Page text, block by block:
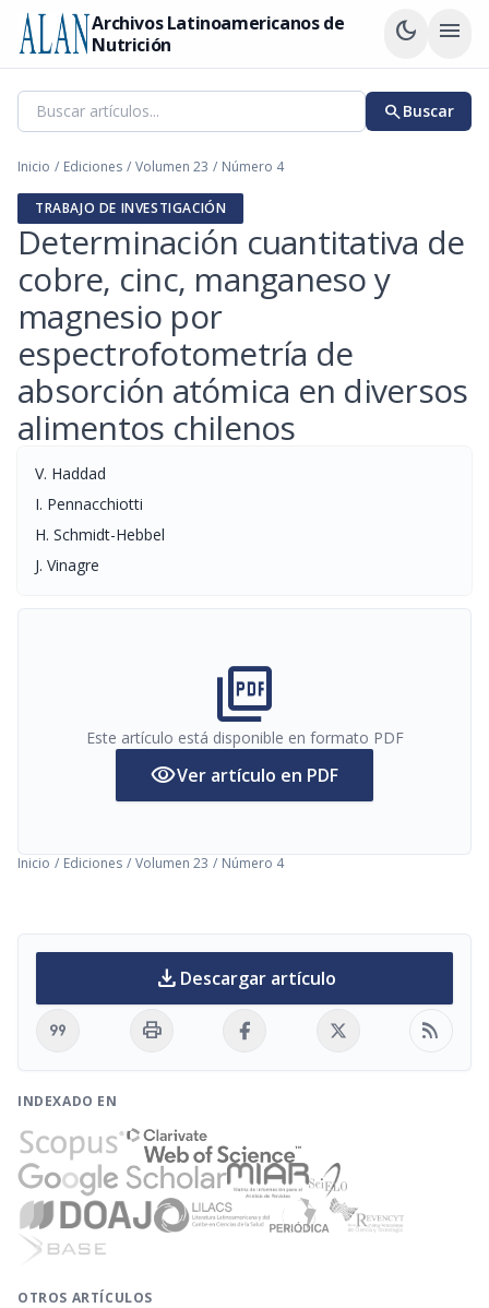
Archivos Latinoamericanos de
Nutrición
dark_mode menu
searchBuscar
Inicio / Ediciones / Volumen 23 / Número 4
TRABAJO DE INVESTIGACIÓN
Determinación cuantitativa de
cobre, cinc, manganeso y
magnesio por
espectrofotometría de
absorción atómica en diversos
alimentos chilenos
V. Haddad
I. Pennacchiotti
H. Schmidt-Hebbel
J. Vinagre
picture_as_pdf
Este artículo está disponible en formato PDF
visibilityVer artículo en PDF
Inicio / Ediciones / Volumen 23 / Número 4
download Descargar artículo
format_quote print rss_feed
INDEXADO EN
OTROS ARTÍCULOS